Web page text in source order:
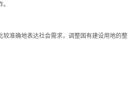
准确地表达社会需求，调整国有建设用地的整